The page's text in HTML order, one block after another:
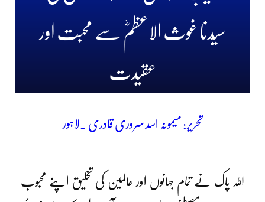
سیّدنا غوث الاعظمؓ سے محبت اور
عقیدت
تحریر: میمونہ اسد سروری قادری ۔لاہور
اللہ پاک نے تمام جہانوں اور عالمین کی تخلیق اپنے محبوب